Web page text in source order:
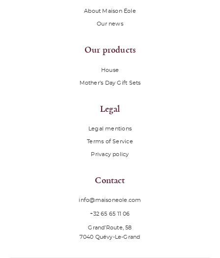
About Maison Éole
Our news
Our products
House
Mother’s Day Gift Sets
Legal
Legal mentions
Terms of Service
Privacy policy
Contact
info@maisoneole.com
+32 65 65 11 06
Grand’Route, 58
7040 Quévy-Le-Grand